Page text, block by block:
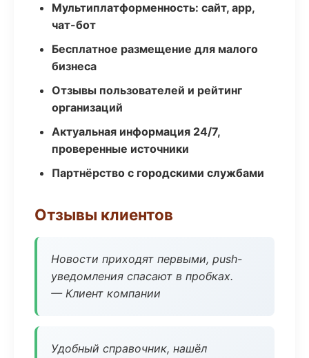
Мультиплатформенность: сайт, app,
чат-бот
Бесплатное размещение для малого
бизнеса
Отзывы пользователей и рейтинг
организаций
Актуальная информация 24/7,
проверенные источники
Партнёрство с городскими службами
Отзывы клиентов
Новости приходят первыми, push-
уведомления спасают в пробках.
— Клиент компании
Удобный справочник, нашёл